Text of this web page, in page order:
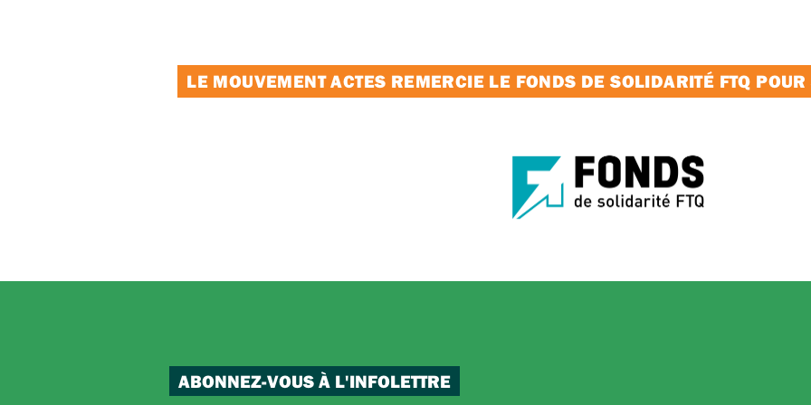
LE MOUVEMENT ACTES REMERCIE LE FONDS DE SOLIDARITÉ FTQ
ABONNEZ-VOUS À L'INFOLETTRE